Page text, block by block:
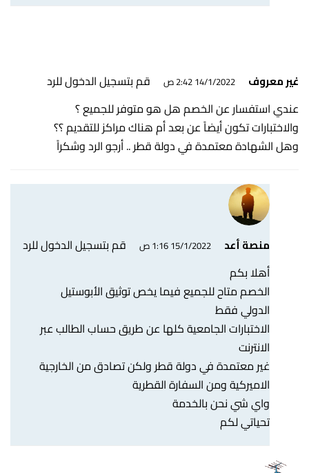
غير معروف 14/1/2022 2:42 ص
قم بتسجيل الدخول للرد
عندي استفسار عن الخصم هل هو متوفر للجميع ؟
والاختبارات تكون أيضاً عن بعد أم هناك مراكز للتقديم ؟؟
وهل الشهادة معتمدة في دولة قطر .. أرجو الرد وشكراً
منصة أعد 15/1/2022 1:16 ص
قم بتسجيل الدخول للرد
أهلا بكم
الخصم متاح للجميع فيما يخص توثيق الأبوستيل
الدولي فقط
الاختبارات الجامعية كلها عن طريق حساب الطالب عبر
الانترنت
غير معتمدة في دولة قطر ولكن تصادق من الخارجية
الاميركية ومن السفارة القطرية
واي شي نحن بالخدمة
تحياتي لكم